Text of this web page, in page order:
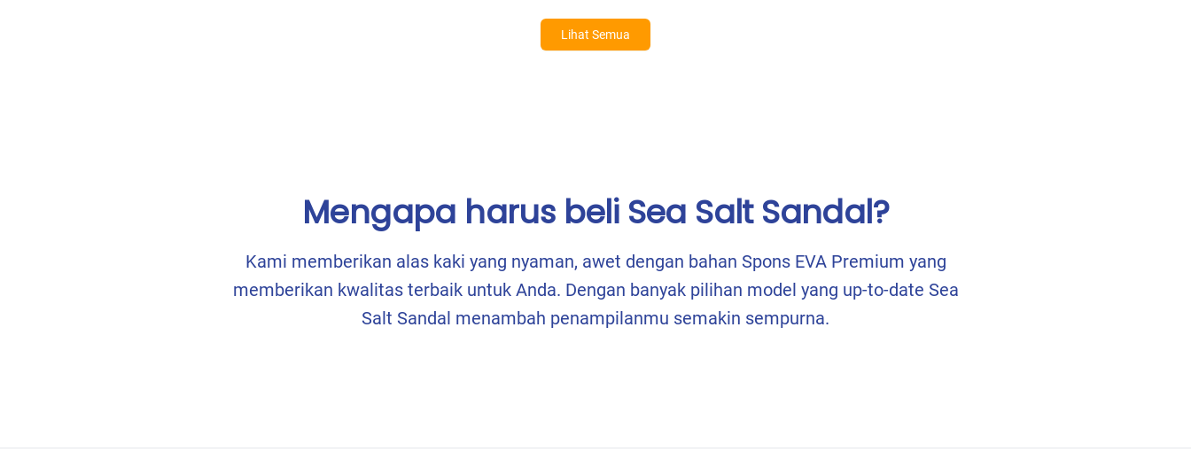
Lihat Semua
Mengapa harus beli Sea Salt Sandal?
Kami memberikan alas kaki yang nyaman, awet dengan bahan Spons EVA Premium yang
memberikan kwalitas terbaik untuk Anda. Dengan banyak pilihan model yang up-to-date Sea
Salt Sandal menambah penampilanmu semakin sempurna.